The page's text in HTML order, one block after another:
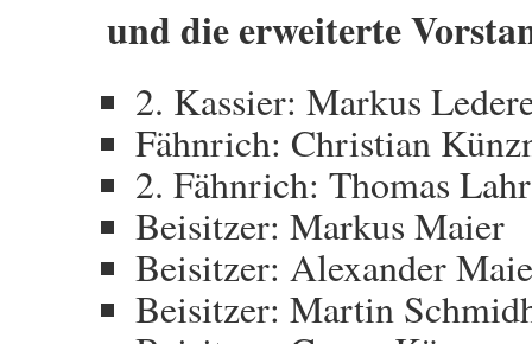
und die erweiterte
2. Kassier: Markus
Fähnrich: Christian
2. Fähnrich: Thomas Lahr
Beisitzer: Markus Maier
Beisitzer: Alexander
Beisitzer: Martin